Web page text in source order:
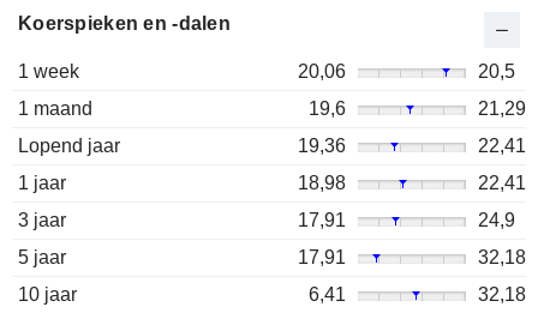
Koerspieken en -dalen
1 week 20,06
20,5
1 maand
19,6
21,29
Lopend jaar
19,36
22,41
1 jaar
18,98
22,41
3 jaar
17,91
24,9
5 jaar
17,91
32,18
10 jaar
6,41 32,18